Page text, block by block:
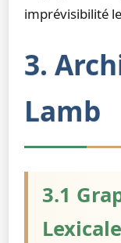
imprévisibilité
3.
Lamb
3.1
Lexicale